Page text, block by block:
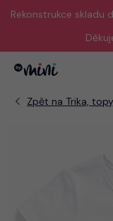
Rekonstrukce skladu